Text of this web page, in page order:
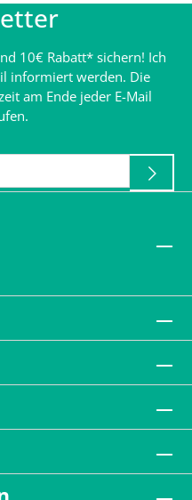
10€ Rabatt* sichern! Ich
informiert werden. Die
am Ende jeder E-Mail